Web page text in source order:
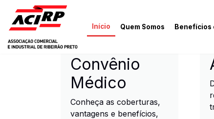
Pular para o conteúdo principal
Início Quem Somos Benefícios
ACIRP - Associação
Convênio
Médico
Conheça as coberturas,
vantagens e benefícios,